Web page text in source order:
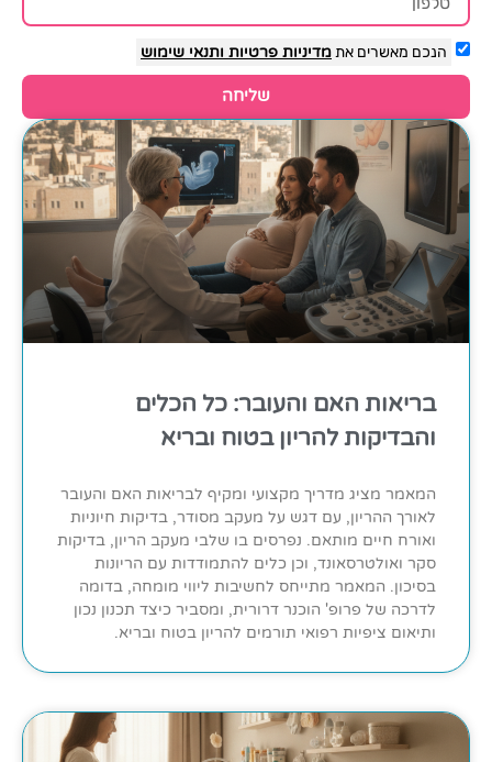
הנכם מאשרים אתמדיניות פרטיות ותנאי שימוש
שליחה
בריאות האם והעובר: כל הכלים
והבדיקות להריון בטוח ובריא
המאמר מציג מדריך מקצועי ומקיף לבריאות האם והעובר
לאורך ההריון, עם דגש על מעקב מסודר, בדיקות חיוניות
ואורח חיים מותאם. נפרסים בו שלבי מעקב הריון, בדיקות
סקר ואולטרסאונד, וכן כלים להתמודדות עם הריונות
בסיכון. המאמר מתייחס לחשיבות ליווי מומחה, בדומה
לדרכה של פרופ' הוכנר דרורית, ומסביר כיצד תכנון נכון
ותיאום ציפיות רפואי תורמים להריון בטוח ובריא.